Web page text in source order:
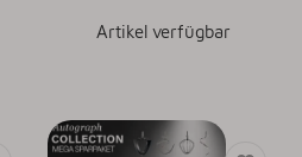
Artikel verfügbar